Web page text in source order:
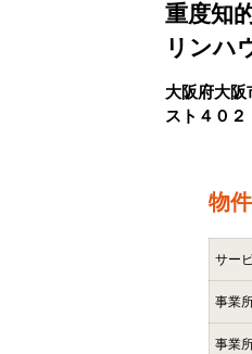
重度知
リンハ
大阪府大
スト４０２
物
サー
事業
事業